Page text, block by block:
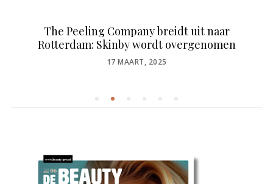
The Peeling Company breidt uit naar
Rotterdam: Skinby wordt overgenomen
POSTED
17 MAART, 2025